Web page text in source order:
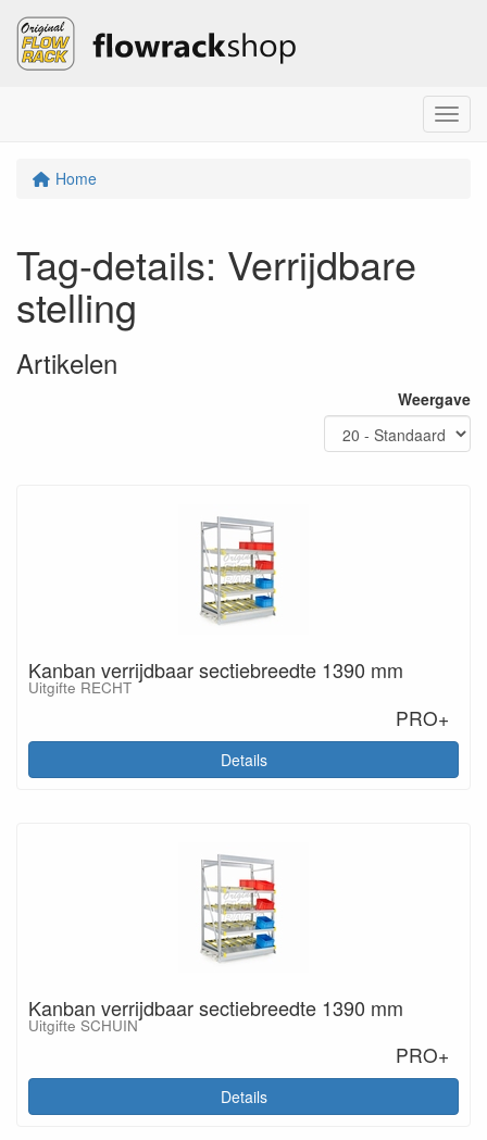
Menu
Home
Tag-details: Verrijdbare
stelling
Artikelen
Weergave
Kanban verrijdbaar sectiebreedte 1390 mm
Uitgifte RECHT
PRO+
Details
Kanban verrijdbaar sectiebreedte 1390 mm
Uitgifte SCHUIN
PRO+
Details